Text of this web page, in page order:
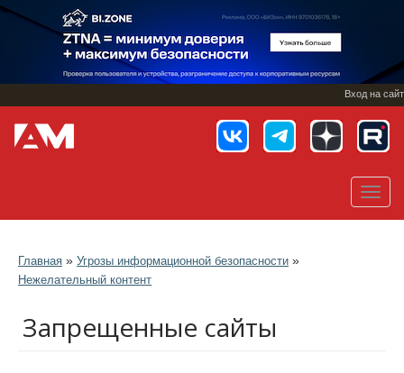
Перейти
основному
Вход на сайт
Главная » Угрозы информационной безопасности »
Нежелательный контент
Запрещенные сайты